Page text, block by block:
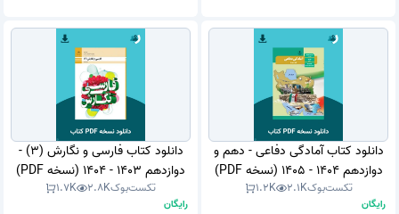
دانلود کتاب آمادگی دفاعی - دهم و
دوازدهم 1404 - 1405 (نسخه PDF)
تکست‌بوک2.1K
1.2K
رایگان
دانلود کتاب فارسی و نگارش (3) -
دوازدهم 1403 - 1404 (نسخه PDF)
تکست‌بوک2.8K
1.7K
رایگان